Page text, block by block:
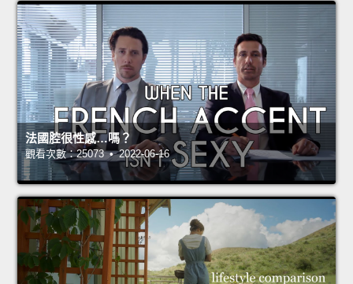
法國腔很性感…嗎？
觀看次數：25073 • 2022-06-16